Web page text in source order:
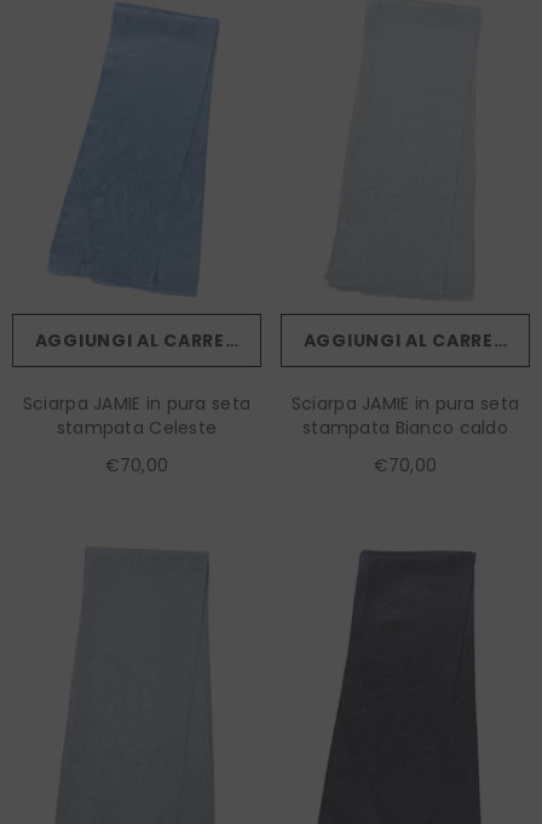
AGGIUNGI AL CARRELLO
Sciarpa JAMIE in pura seta
stampata Celeste
€70,00
AGGIUNGI AL CARRELLO
Sciarpa JAMIE in pura seta
stampata Bianco caldo
€70,00